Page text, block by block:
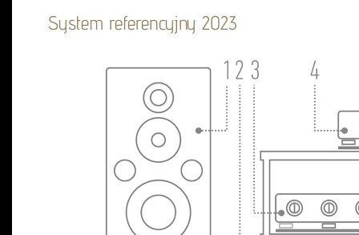
System referencyjny 2023